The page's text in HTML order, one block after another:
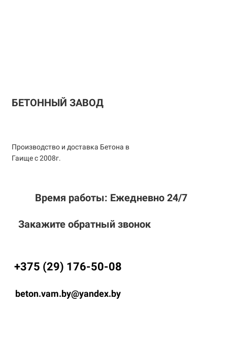
БЕТОННЫЙ ЗАВОД
Производство и доставка Бетона в
Гаище с 2008г.
Время работы: Ежедневно 24/7
Закажите обратный звонок
+375 (29) 176-50-08
beton.vam.by@yandex.by